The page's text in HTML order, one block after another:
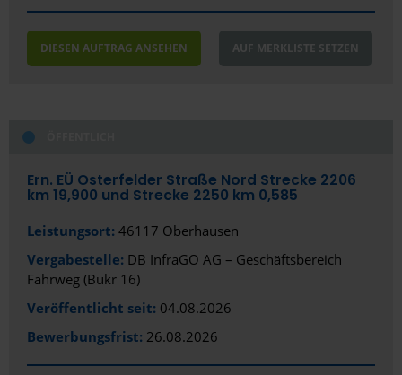
DIESEN AUFTRAG ANSEHEN AUF MERKLISTE SETZEN
Ern. EÜ Osterfelder Straße Nord Strecke 2206
km 19,900 und Strecke 2250 km 0,585
Leistungsort: 46117 Oberhausen
Vergabestelle: DB InfraGO AG – Geschäftsbereich
Fahrweg (Bukr 16)
Veröffentlicht seit: 04.08.2026
Bewerbungsfrist: 26.08.2026